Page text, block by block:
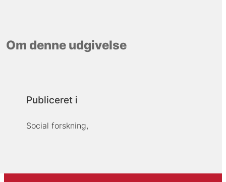
Om denne udgivelse
Publiceret i
Social forskning,